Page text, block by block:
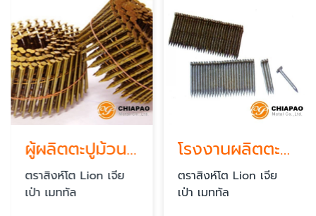
ผู้ผลิตตะปูม้วน สมุทรปราการ
ตราสิงห์โต Lion เจีย
เป่า เมททัล
โรงงานผลิตตะปูม้วน
ตราสิงห์โต Lion เจีย
เป่า เมททัล